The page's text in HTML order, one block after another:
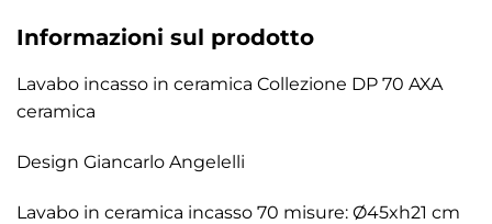
Informazioni sul prodotto
Lavabo incasso in ceramica Collezione DP 70 AXA
ceramica
Design Giancarlo Angelelli
Lavabo in ceramica incasso 70 misure: Ø45xh21 cm